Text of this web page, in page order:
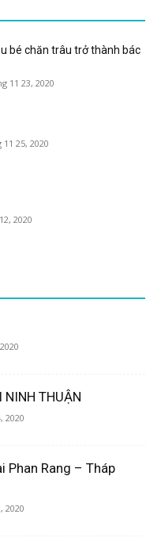
bé chăn trâu trở thành bác
11 23, 2020
11 25, 2020
2020
NINH THUẬN
2020
Phan Rang – Tháp
2020